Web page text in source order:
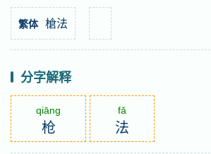
繁体 槍法
分字解释
qiāng
枪
fǎ
法